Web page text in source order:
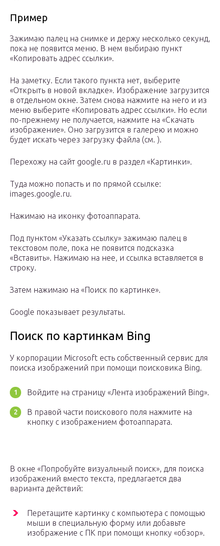
Пример
Зажимаю палец на снимке и держу несколько секунд,
пока не появится меню. В нем выбираю пункт
«Копировать адрес ссылки».
На заметку. Если такого пункта нет, выберите
«Открыть в новой вкладке». Изображение загрузится
в отдельном окне. Затем снова нажмите на него и из
меню выберите «Копировать адрес ссылки». Но если
по-прежнему не получается, нажмите на «Скачать
изображение». Оно загрузится в галерею и можно
будет искать через загрузку файла (см. ).
Перехожу на сайт google.ru в раздел «Картинки».
Туда можно попасть и по прямой ссылке:
images.google.ru.
Нажимаю на иконку фотоаппарата.
Под пунктом «Указать ссылку» зажимаю палец в
текстовом поле, пока не появится подсказка
«Вставить». Нажимаю на нее, и ссылка вставляется в
строку.
Затем нажимаю на «Поиск по картинке».
Google показывает результаты.
Поиск по картинкам Bing
У корпорации Microsoft есть собственный сервис для
поиска изображений при помощи поисковика Bing.
Войдите на страницу «Лента изображений Bing».
В правой части поискового поля нажмите на
кнопку с изображением фотоаппарата.
В окне «Попробуйте визуальный поиск», для поиска
изображений вместо текста, предлагается два
варианта действий:
Перетащите картинку с компьютера с помощью
мыши в специальную форму или добавьте
изображение с ПК при помощи кнопку «обзор».